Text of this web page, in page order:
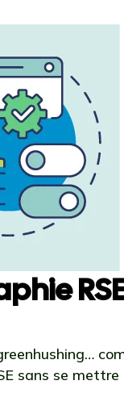
sans se mettre